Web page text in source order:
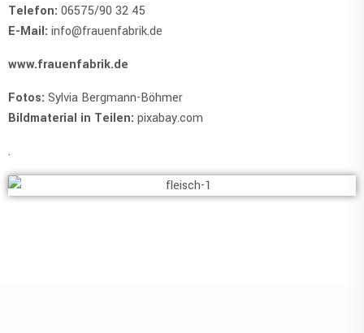
Telefon: 06575/90 32 45
E-Mail: info@frauenfabrik.de
www.frauenfabrik.de
Fotos: Sylvia Bergmann-Böhmer
Bildmaterial in Teilen: pixabay.com
.